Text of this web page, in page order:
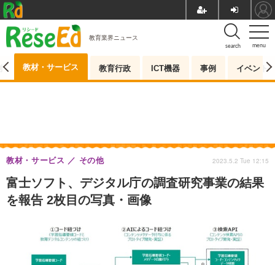
menu
search
教育業界ニュース
教材・サービス 教育行政 ICT機器 事例 イベント
富士ソフト、デジタル庁の調査研究事業の結果
を報告 2枚目の写真・画像
教材・サービス その他 2023.5.2 Tue 12:15